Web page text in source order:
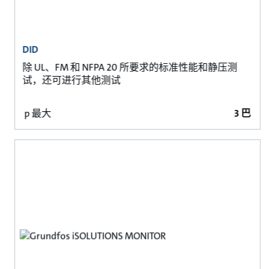
DID
除 UL、FM 和 NFPA 20 所要求的标准性能和静压测
试，还可进行其他测试
p 最大 3 巴